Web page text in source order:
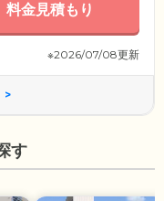
料金見積もり
※2026/07/08更新
す